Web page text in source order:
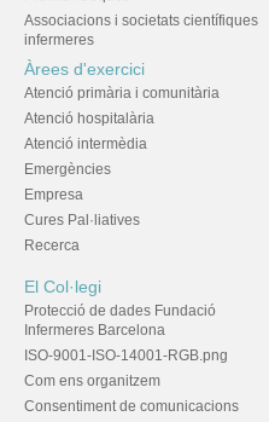
Associacions i societats científiques
infermeres
Àrees d'exercici
Atenció primària i comunitària
Atenció hospitalària
Atenció intermèdia
Emergències
Empresa
Cures Pal·liatives
Recerca
El Col·legi
Protecció de dades Fundació
Infermeres Barcelona
ISO-9001-ISO-14001-RGB.png
Com ens organitzem
Consentiment de comunicacions